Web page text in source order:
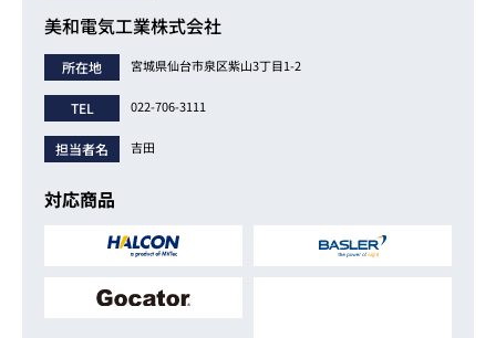
美和電気工業株式会社
所在地 宮城県仙台市泉区紫山3丁目1-2
TEL 022-706-3111
担当者名 吉田
対応商品